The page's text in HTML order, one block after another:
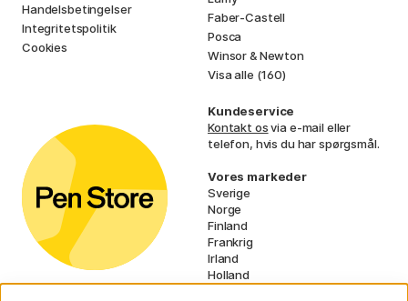
Handelsbetingelser
Integritetspolitik
Cookies
Faber-Castell
Posca
Winsor & Newton
Visa alle (160)
Kundeservice
Kontakt osvia e-mail eller
telefon, hvis du har spørgsmål.
Vores markeder
Sverige
Norge
Finland
Frankrig
Irland
Holland